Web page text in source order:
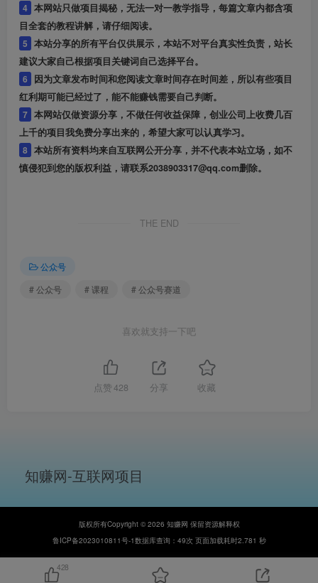
4 本网站只做项目揭秘，无法一对一教学指导，每篇文章内都含项
目全套的教程讲解，请仔细阅读。
5 本站分享的所有平台仅供展示，本站不对平台真实性负责，站长
建议大家自己根据项目关键词自己选择平台。
6
因为文章发布时间和您阅读文章时间存在时间差，所以有些项目
红利期可能已经过了，能不能赚钱需要自己判断。
7 本网站仅做资源分享，不做任何收益保障，创业公司上收费几百
上千的项目我免费分享出来的，希望大家可以认真学习。
8 本站所有资料均来自互联网公开分享，并不代表本站立场，如不
慎侵犯到您的版权利益，请联系2038903317@qq.com删除。
THE END
公众号
# 公众号
# 课程 # 公众号赛道
喜欢就支持一下吧
点赞 428 分享 收藏
知赚网-互联网项目
版权所有Copyright © 2026 知赚网 保留资源解释权
鲁ICP备2023010811号-1数据库查询：49次 页面加载耗时2.781 秒
428